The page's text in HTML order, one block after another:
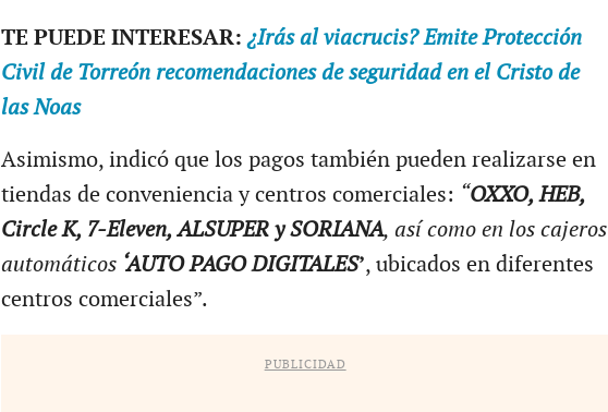
TE PUEDE INTERESAR:¿Irás al viacrucis? Emite Protección
Civil de Torreón recomendaciones de seguridad en el Cristo de
las Noas
Asimismo, indicó que los pagos también pueden realizarse en
tiendas de conveniencia y centros comerciales: “OXXO, HEB,
Circle K, 7-Eleven, ALSUPER y SORIANA, así como en los cajeros
automáticos ‘AUTO PAGO DIGITALES’, ubicados en diferentes
centros comerciales”.
PUBLICIDAD